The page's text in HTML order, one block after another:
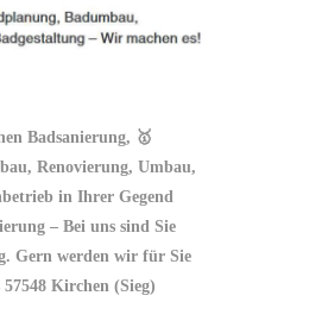
Badsanierung, 🥇
Renovierung, Umbau,
in Ihrer Gegend
– Bei uns sind Sie
Gern werden wir für Sie
Kirchen (Sieg)